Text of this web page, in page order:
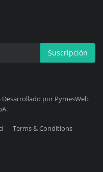
Suscripción
por PymesWeb
Terms & Conditions